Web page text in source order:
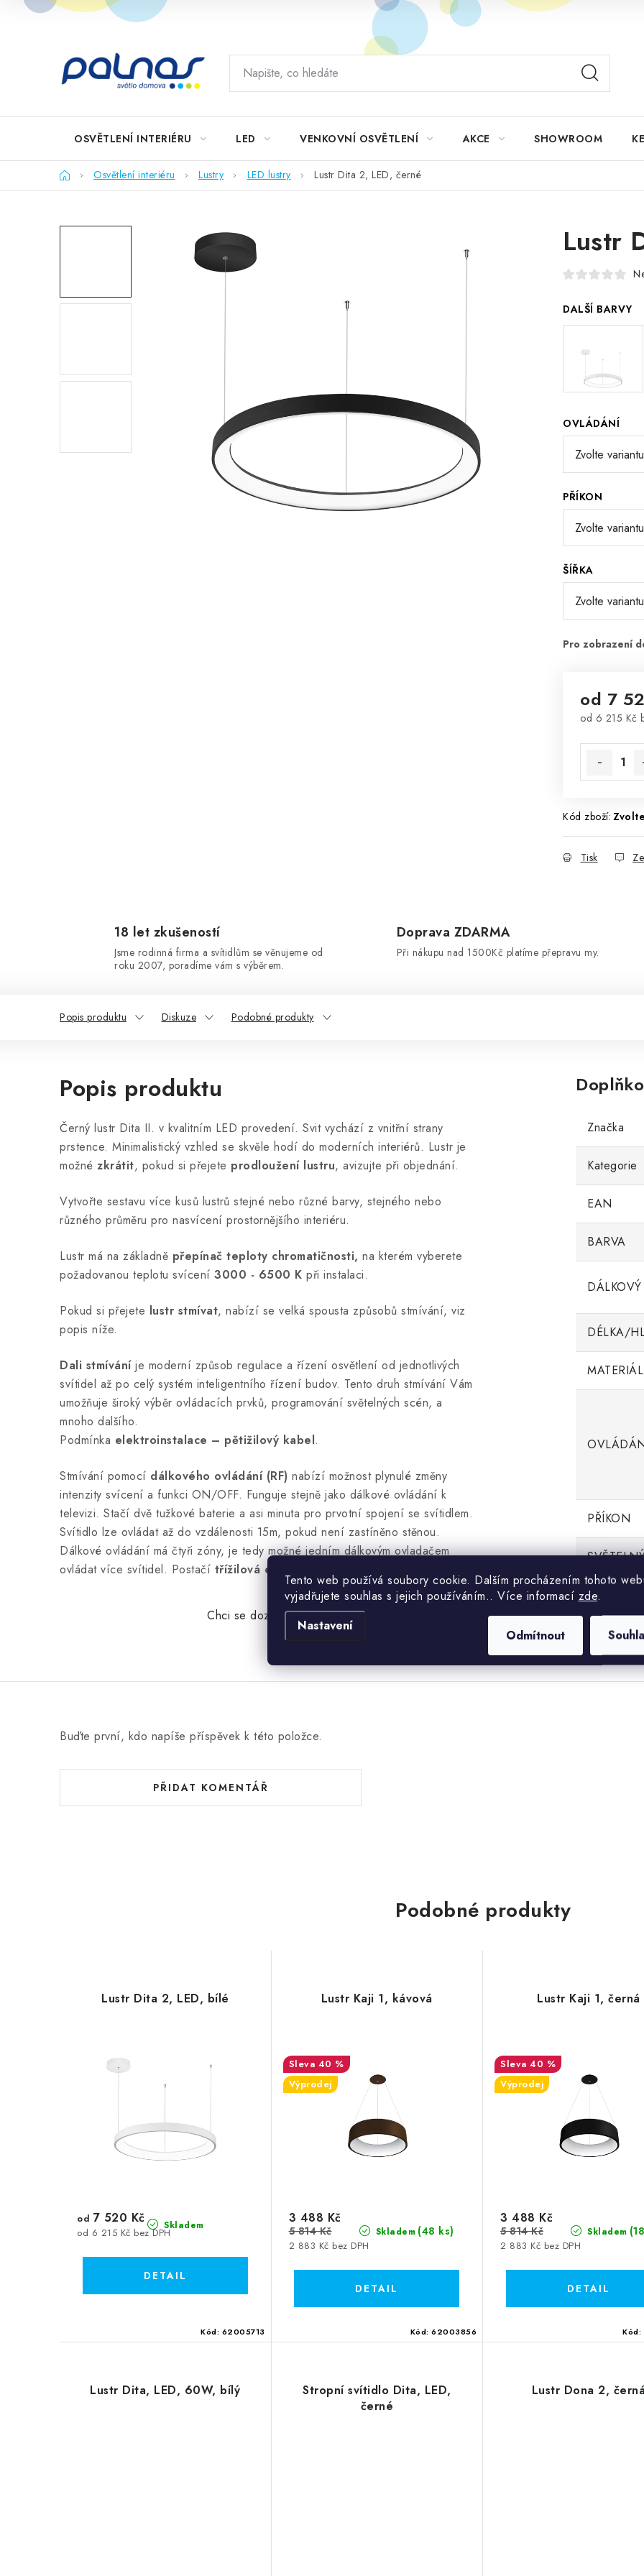
Tento web používá soubory cookie. Dalším procházením tohoto
vyjadřujete souhlas s jejich používáním.. Více informací zde.
Nastavení
Odmítnout
Přejít
OSVĚTLENÍ INTERIÉRU LED VENKOVNÍ OSVĚTLENÍ AKCE SHOWROOM
DomůOsvětlení interiéru Lustry LED lustry Lustr Dita 2, LED, černé
Lustr
DALŠÍ BARVY
OVLÁDÁNÍ
PŘÍKON
ŠÍŘKA
od 7
od 6 215 Kč
Kód zboží:
Tisk
18 let zkušeností
Jsme rodinná firma a svítidlům se věnujeme od
roku 2007, poradíme vám s výběrem.
Doprava ZDARMA
Při nákupu nad 1500Kč platíme přepravu my.
Popis produktu Diskuze Podobné produkty
Popis produktu
Černý lustr Dita II. v kvalitním LED provedení. Svit vychází z vnitřní strany
prstence. Minimalistický vzhled se skvěle hodí do moderních interiérů. Lustr je
možné zkrátit, pokud si přejete prodloužení lustru, avizujte při objednání.
Vytvořte sestavu více kusů lustrů stejné nebo různé barvy, stejného nebo
různého průměru pro nasvícení prostornějšího interiéru.
Lustr má na základně přepínač teploty chromatičnosti, na kterém vyberete
požadovanou teplotu svícení 3000 - 6500 K při instalaci.
Pokud si přejete lustr stmívat, nabízí se velká spousta způsobů stmívání, viz
popis níže.
Dali stmíváníje moderní způsob regulace a řízení osvětlení od jednotlivých
svítidel až po celý systém inteligentního řízení budov. Tento druh stmívání Vám
umožňuje široký výběr ovládacích prvků, programování světelných scén, a
mnoho dalšího.
Podmínka elektroinstalace – pětižilový kabel.
Stmívání pomocí dálkového ovládání (RF) nabízí možnost plynulé změny
intenzity svícení a funkci ON/OFF. Funguje stejně jako dálkové ovládání k
televizi. Stačí dvě tužkové baterie a asi minuta pro prvotní spojení se svítidlem.
Svítidlo lze ovládat až do vzdálenosti 15m, pokud není zastíněno stěnou.
Dálkové ovládání má čtyři zóny, je tedy možné jedním dálkovým ovladačem
ovládat více svítidel. Postačí třížilová elektroinstalace.
Chci se dozvědět víc
Značka
Kategorie
EAN
BARVA
DÉLKA/
MATERIÁL
PŘÍKON
Buďte první, kdo napíše příspěvek k této položce.
PŘIDAT KOMENTÁŘ
Podobné produkty
Lustr Dita 2, LED, bílé
Skladem
od 6 215 Kč bez DPH
od 7 520 Kč
Kód: 62005713
Lustr Kaji 1, kávová
40 %
Výprodej
Skladem (48 ks)
2 883 Kč bez DPH
3 488 Kč
5 814 Kč
Kód: 62003856
Lustr Kaji 1, černá
40 %
Výprodej
Skladem
2 883 Kč bez DPH
3 488 Kč
5 814 Kč
Kód:
Lustr Dita, LED, 60W, bílý
Stropní svítidlo Dita, LED,
černé
Lustr Dona 2,